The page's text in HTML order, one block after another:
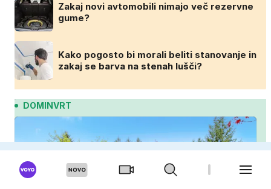
Zakaj novi avtomobili nimajo več rezervne
gume?
Kako pogosto bi morali beliti stanovanje in
zakaj se barva na stenah lušči?
DOMINVRT